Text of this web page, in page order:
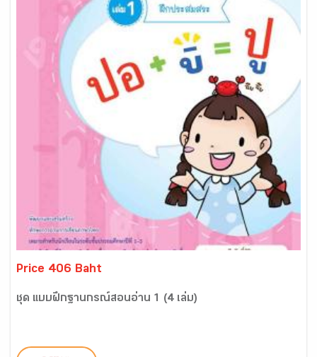
Price 406 Baht
ชุด แบบฝึกฐานกรณ์สอนอ่าน 1 (4 เล่ม)